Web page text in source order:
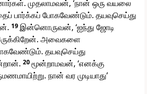
முதலாமவன், ‘நான் ஒரு வயலை
பார்க்கப் போகவேண்டும். தயவுசெய்து
19இன்னொருவன், ‘ஐந்து ஜோடி
அவைகளை
தயவுசெய்து
20மூன்றாமவன், ‘எனக்கு
நான் வர முடியாது’